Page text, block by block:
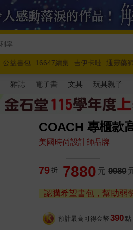
公益書包 16647續集 吉伊卡哇
通靈藥師
馬斯克 玩具總動員5 超慢跑
雜誌 電子書 文具 玩具親子
COACH 專櫃款
美國時尚設計師品牌
79 折 7880 元 9980
認購希望書包，幫助弱
預計最高可得金幣 390 點